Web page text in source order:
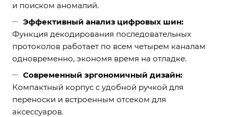
и поиском аномалий.
Эффективный анализ цифровых шин:
Функция декодирования последовательных
протоколов работает по всем четырем каналам
одновременно, экономя время на отладке.
Современный эргономичный дизайн:
Компактный корпус с удобной ручкой для
переноски и встроенным отсеком для
аксессуаров.